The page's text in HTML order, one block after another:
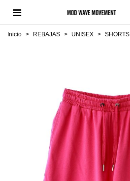
Inicio > REBAJAS > UNISEX > SHORTS